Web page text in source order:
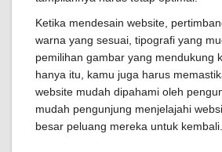
Ketika mendesain website,
warna yang sesuai, tipografi yang
pemilihan gambar yang mendukung
hanya itu, kamu juga harus
website mudah dipahami oleh
mudah pengunjung menjelajahi
besar peluang mereka untuk kembali.